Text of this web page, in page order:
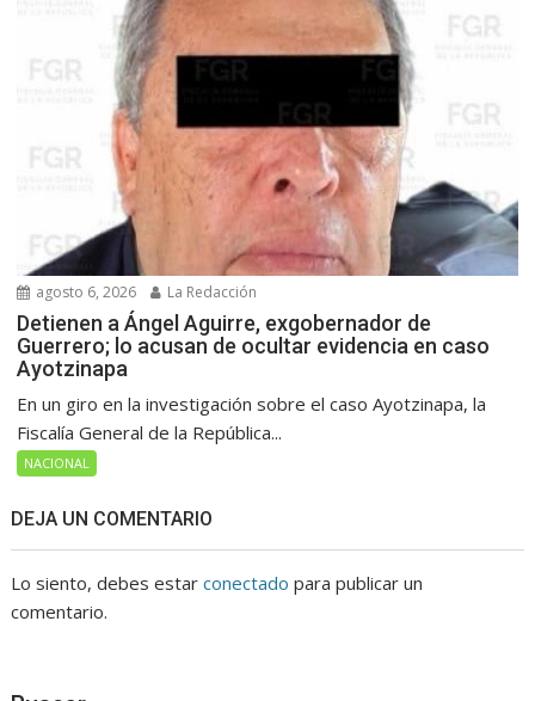
agosto 6, 2026 La Redacción
Detienen a Ángel Aguirre, exgobernador de
Guerrero; lo acusan de ocultar evidencia en caso
Ayotzinapa
En un giro en la investigación sobre el caso Ayotzinapa, la
Fiscalía General de la República...
NACIONAL
DEJA UN COMENTARIO
Lo siento, debes estarconectado para publicar un
comentario.